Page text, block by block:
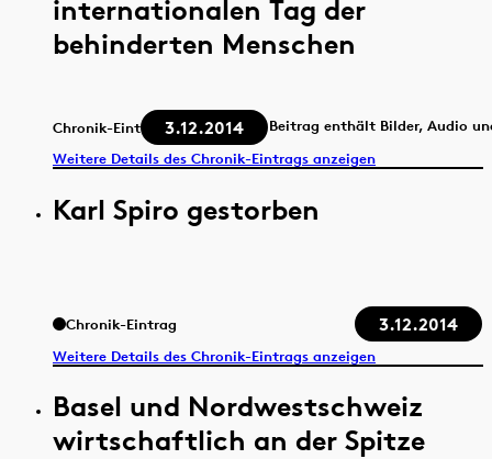
internationalen Tag der
behinderten Menschen
Chronik-Eintrag 3.12.2014
Beitrag enthält Bilder, Audio
Weitere Details des Chronik-Eintrags anzeigen
Karl Spiro gestorben
Chronik-Eintrag 3.12.2014
Weitere Details des Chronik-Eintrags anzeigen
Basel und Nordwestschweiz
wirtschaftlich an der Spitze